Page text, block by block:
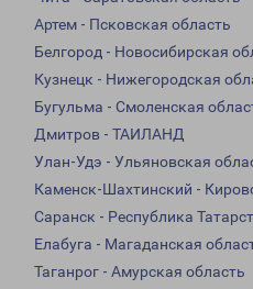
Артем - Псковская область
Белгород - Новосибирская
Кузнецк - Нижегородская
Бугульма - Смоленская
Дмитров - ТАИЛАНД
Улан-Удэ - Ульяновская
Каменск-Шахтинский -
Саранск - Республика
Елабуга - Магаданская
Таганрог - Амурская область